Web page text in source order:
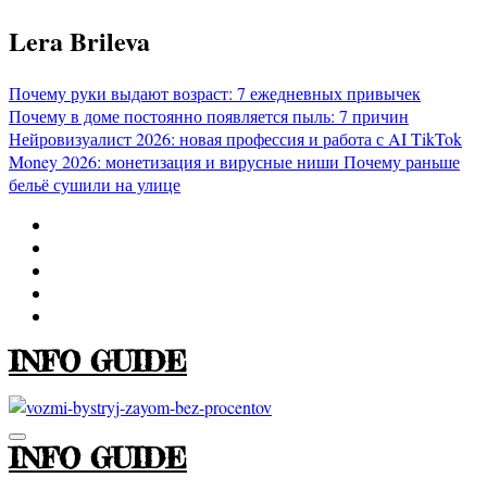
Перейти
к
Lera Brileva
Почему руки выдают возраст: 7 ежедневных привычек
Почему в доме постоянно появляется пыль: 7 причин
Нейровизуалист 2026: новая профессия и работа с AITikTok
Money 2026: монетизация и вирусные ниши Почему раньше
бельё сушили на улице
INFO GUIDE
INFO GUIDE